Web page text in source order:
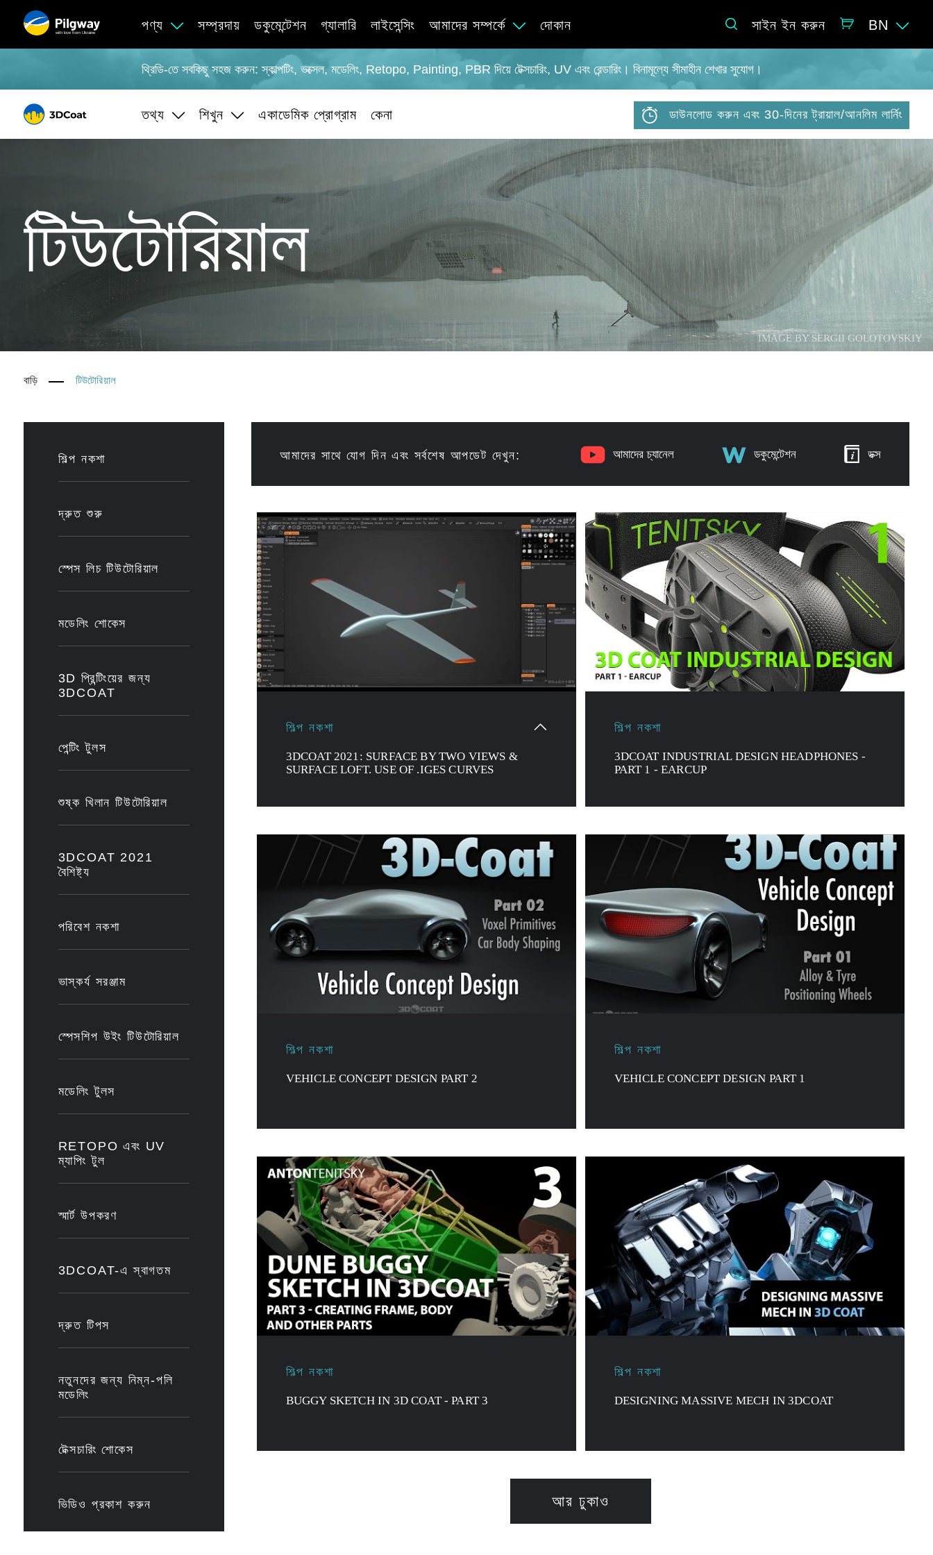
with love from Ukraine
পণ্য সম্প্রদায় ডকুমেন্টেশন গ্যালারি লাইসেন্সিং আমাদের সম্পর্কে দোকান সাইন ইন করুন BN
থ্রিডি-তে সবকিছু সহজ করুন: স্কাল্পটিং, ভক্সেল, মডেলিং, Retopo, Painting, PBR দিয়ে টেক্সচারিং, UV এবং রেন্ডারিং। বিনামূল্যে সীমাহীন শেখার সুযোগ।
তথ্য শিখুন একাডেমিক প্রোগ্রাম কেনা ডাউনলোড করুন এবং 30-দিনের ট্রায়াল/আনলিম লার্নিং
IMAGE BY SERGII GOLOTOVSKIY
টিউটোরিয়াল
বাড়ি টিউটোরিয়াল
শিল্প নকশা
দ্রুত শুরু
স্পেস লিচ টিউটোরিয়াল
মডেলিং শোকেস
3D প্রিন্টিংয়ের জন্য
3DCOAT
পেন্টিং টুলস
শুষ্ক খিলান টিউটোরিয়াল
3DCOAT 2021
বৈশিষ্ট্য
পরিবেশ নকশা
ভাস্কর্য সরঞ্জাম
স্পেসশিপ উইং টিউটোরিয়াল
মডেলিং টুলস
RETOPO এবং UV
ম্যাপিং টুল
স্মার্ট উপকরণ
3DCOAT-এ স্বাগতম
দ্রুত টিপস
নতুনদের জন্য নিম্ন-পলি
মডেলিং
টেক্সচারিং শোকেস
ভিডিও প্রকাশ করুন
আমাদের সাথে যোগ দিন এবং সর্বশেষ আপডেট দেখুন: আমাদের চ্যানেল ডকুমেন্টেশন ডক্স
শিল্প নকশা
3DCOAT 2021: SURFACE BY TWO VIEWS &
SURFACE LOFT. USE OF .IGES CURVES
শিল্প নকশা
3DCOAT INDUSTRIAL DESIGN HEADPHONES -
PART 1 - EARCUP
শিল্প নকশা
VEHICLE CONCEPT DESIGN PART 2
শিল্প নকশা
VEHICLE CONCEPT DESIGN PART 1
শিল্প নকশা
BUGGY SKETCH IN 3D COAT - PART 3
শিল্প নকশা
DESIGNING MASSIVE MECH IN 3DCOAT
আর ঢুকাও